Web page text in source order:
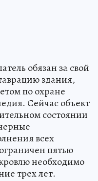
обязан за свой
здания,
по охране
Сейчас объект
состоянии
всех
пятью
необходимо
трех лет.